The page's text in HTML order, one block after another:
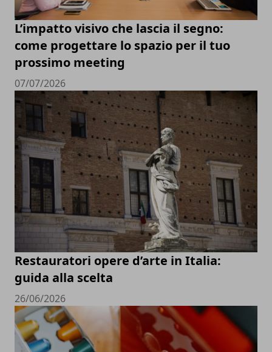
L’impatto visivo che lascia il segno:
come progettare lo spazio per il tuo
prossimo meeting
07/07/2026
Restauratori opere d’arte in Italia:
guida alla scelta
26/06/2026